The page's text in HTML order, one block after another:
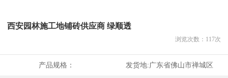
西安园林施工地铺砖供应商 绿顺透
浏览次数： 117次
产品规格： 发货地:广东省佛山市禅城区